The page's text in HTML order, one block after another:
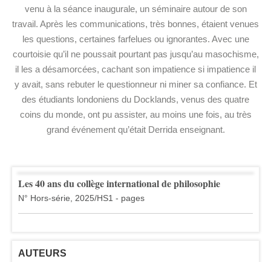
venu à la séance inaugurale, un séminaire autour de son
travail. Après les communications, très bonnes, étaient venues
les questions, certaines farfelues ou ignorantes. Avec une
courtoisie qu’il ne poussait pourtant pas jusqu’au masochisme,
il les a désamorcées, cachant son impatience si impatience il
y avait, sans rebuter le questionneur ni miner sa confiance. Et
des étudiants londoniens du Docklands, venus des quatre
coins du monde, ont pu assister, au moins une fois, au très
grand événement qu’était Derrida enseignant.
Les 40 ans du collège international de philosophie
N° Hors-série, 2025/HS1 - pages
AUTEURS